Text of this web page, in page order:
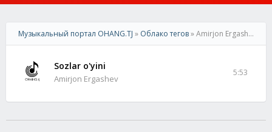
Музыкальный портал OHANG.TJ » Облако тегов» Amirjon Ergashev
Sozlar o'yini
Amirjon Ergashev
5:53